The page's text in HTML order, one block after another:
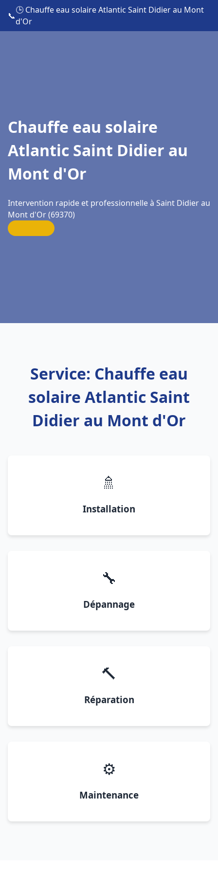
📞
🕒 Chauffe eau solaire Atlantic Saint Didier au Mont
d'Or
Chauffe eau solaire
Atlantic Saint Didier au
Mont d'Or
Intervention rapide et professionnelle à Saint Didier au
Mont d'Or (69370)
Service: Chauffe eau
solaire Atlantic Saint
Didier au Mont d'Or
🚿
Installation
🔧
Dépannage
🔨
Réparation
⚙️
Maintenance